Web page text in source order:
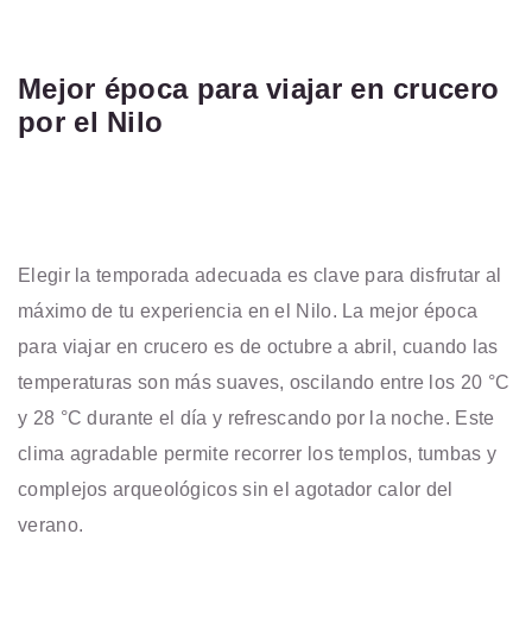
Mejor época para viajar en crucero
por el Nilo
Elegir la temporada adecuada es clave para disfrutar al
máximo de tu experiencia en el Nilo. La mejor época
para viajar en crucero es de octubre a abril, cuando las
temperaturas son más suaves, oscilando entre los 20 °C
y 28 °C durante el día y refrescando por la noche. Este
clima agradable permite recorrer los templos, tumbas y
complejos arqueológicos sin el agotador calor del
verano.